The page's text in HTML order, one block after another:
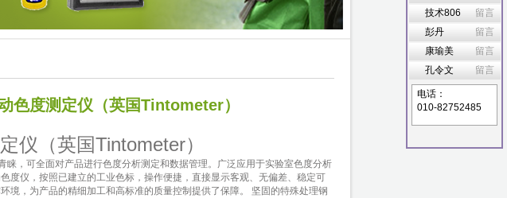
色度测定仪（英国Tintometer）
仪（英国Tintometer）
睐，可全面对产品进行色度分析测定和数据管理。广泛应用于实验室色度分析
度仪，按照已建立的工业色标，操作便捷，直接显示客观、无偏差、稳定可
境，为产品的精细加工和高标准的质量控制提供了保障。 坚固的特殊处理钢
留言
技术806
留言
彭丹
留言
康瑜美
留言
孔令文
电话：
010-82752485